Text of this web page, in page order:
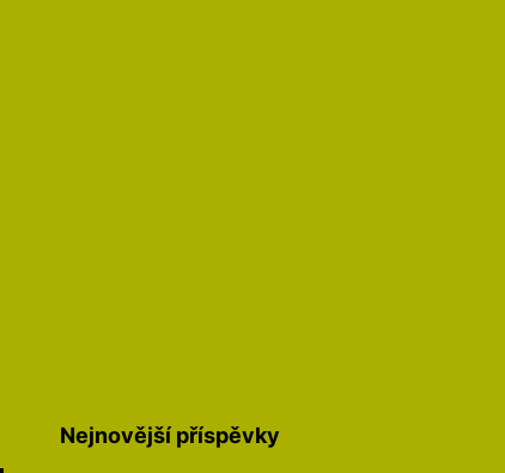
Nejnovější příspěvky